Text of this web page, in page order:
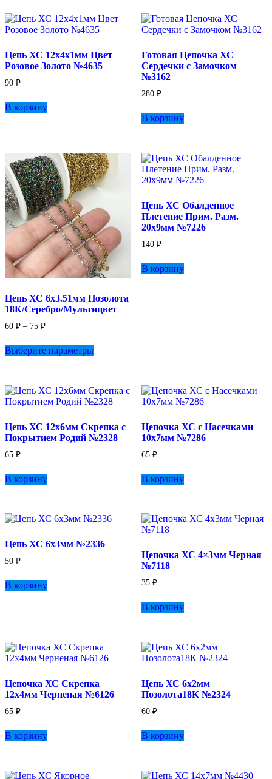
Цепь ХС 12х4х1мм Цвет
Розовое Золото №4635
90 ₽
В корзину
Готовая Цепочка ХС
Сердечки с Замочком
№3162
280 ₽
В корзину
Цепь ХС 6х3.51мм Позолота
18К/Серебро/Мультицвет
60 ₽ – 75 ₽Диапазон
60 ₽
–
Выберите параметры
Опции
можно
на
странице
Цепь ХС Обалденное
Плетение Прим. Разм.
20х9мм №7226
140 ₽
В корзину
Цепь ХС 12х6мм Скрепка с
Покрытием Родий №2328
65 ₽
В корзину
Цепочка ХС с Насечками
10х7мм №7286
65 ₽
В корзину
Цепь ХС 6х3мм №2336
50 ₽
В корзину
Цепочка ХС 4×3мм Черная
№7118
35 ₽
В корзину
Цепочка ХС Скрепка
12х4мм Черненая №6126
65 ₽
В корзину
Цепь ХС 6х2мм
Позолота18К №2324
60 ₽
В корзину